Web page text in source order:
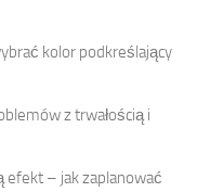
kolor podkreślający
z trwałością i
efekt – jak zaplanować